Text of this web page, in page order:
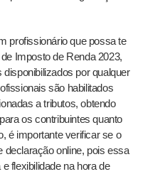
profissionário que possa te
Imposto de Renda 2023,
por qualquer
são habilitados
a tributos, obtendo
os contribuintes quanto
é importante verificar se o
declaração online, pois essa
flexibilidade na hora de